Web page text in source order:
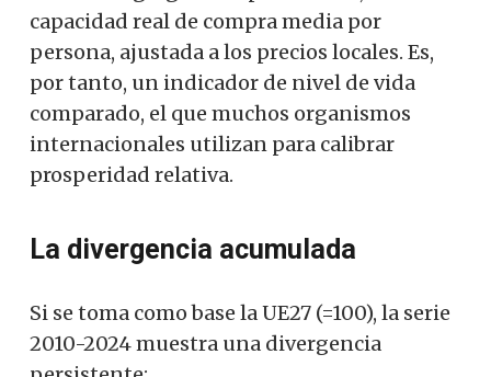
capacidad real de compra media por
persona, ajustada a los precios locales. Es,
por tanto, un indicador de nivel de vida
comparado, el que muchos organismos
internacionales utilizan para calibrar
prosperidad relativa.
La divergencia acumulada
Si se toma como base la UE27 (=100), la serie
2010-2024 muestra una divergencia